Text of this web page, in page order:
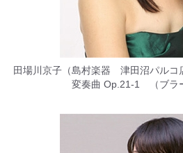
田場川京子（島村楽器 津田沼パルコ
変奏曲 Op.21-1 （ブラ